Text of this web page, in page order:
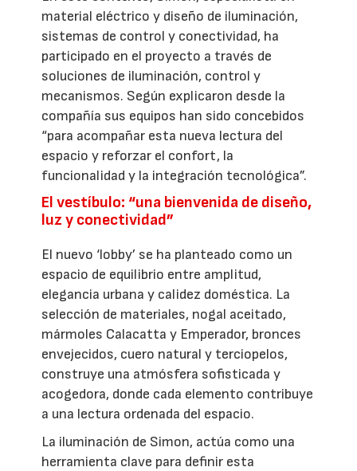
material eléctrico y diseño de iluminación,
sistemas de control y conectividad, ha
participado en el proyecto a través de
soluciones de iluminación, control y
mecanismos. Según explicaron desde la
compañía sus equipos han sido concebidos
“para acompañar esta nueva lectura del
espacio y reforzar el confort, la
funcionalidad y la integración tecnológica”.
El vestíbulo: “una bienvenida de diseño,
luz y conectividad”
El nuevo ‘lobby’ se ha planteado como un
espacio de equilibrio entre amplitud,
elegancia urbana y calidez doméstica. La
selección de materiales, nogal aceitado,
mármoles Calacatta y Emperador, bronces
envejecidos, cuero natural y terciopelos,
construye una atmósfera sofisticada y
acogedora, donde cada elemento contribuye
a una lectura ordenada del espacio.
La iluminación de Simon, actúa como una
herramienta clave para definir esta